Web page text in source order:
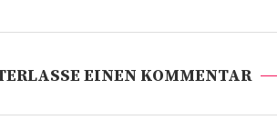
EINEN KOMMENTAR